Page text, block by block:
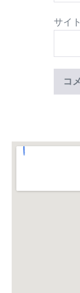
サイト